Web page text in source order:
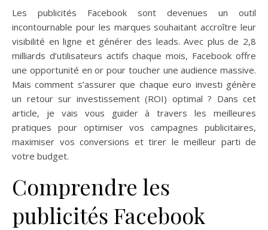
Les publicités Facebook sont devenues un outil
incontournable pour les marques souhaitant accroître leur
visibilité en ligne et générer des leads. Avec plus de 2,8
milliards d’utilisateurs actifs chaque mois, Facebook offre
une opportunité en or pour toucher une audience massive.
Mais comment s’assurer que chaque euro investi génère
un retour sur investissement (ROI) optimal ? Dans cet
article, je vais vous guider à travers les meilleures
pratiques pour optimiser vos campagnes publicitaires,
maximiser vos conversions et tirer le meilleur parti de
votre budget.
Comprendre les
publicités Facebook